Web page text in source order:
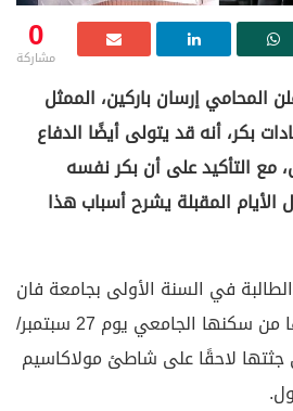
0
مشاركة
المحامي إرسان باركين، الممثل
بكر، أنه قد يتولى أيضًا الدفاع
التأكيد على أن بكر نفسه
الأيام المقبلة يشرح أسباب هذا
في السنة الأولى بجامعة فان
يوزونجو ييل، بعد خروجها من سكنها الجامعي يوم 27 سبتمبر/
جثتها لاحقًا على شاطئ مولاكاسيم